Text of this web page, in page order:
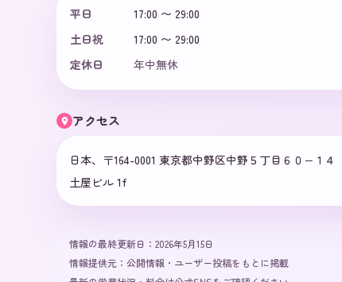
平日
17:00 〜 29:00
土日祝
17:00 〜 29:00
定休日
年中無休
アクセス
日本、〒164-0001 東京都中野区中野５丁目６０−１４
土屋ビル 1f
情報の最終更新日： 2026年5月15日
情報提供元： 公開情報・ユーザー投稿をもとに掲載